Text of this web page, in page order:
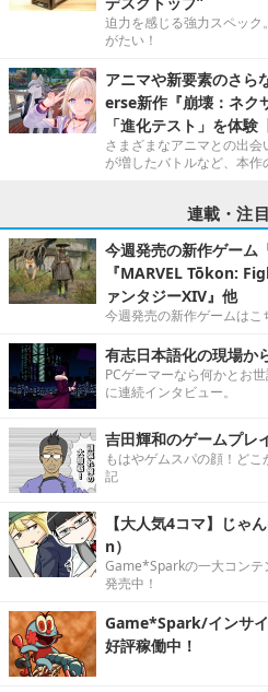
迫力を感じる強力スペック
がたい！
アニマや新要素のさら
erse新作『崩壊：ネク
「進化テスト」を体験
さまざまなアニマとの出
が増したバトルなど、本作
連載・注
今週発売の新作ゲー
『MARVEL Tōkon:
ァンタジーXIV』他
今週発売の新作ゲームはこ
有志日本語化の現場か
PCゲーマーなら何かとお
に連続インタビュー。
吉田輝和のゲームプレ
もはやゲムスパの顔！ど
記
【大人気4コマ】じ
n）
Game*Sparkの一大コンテ
発売中！
Game*Spark/インサ
好評稼働中！